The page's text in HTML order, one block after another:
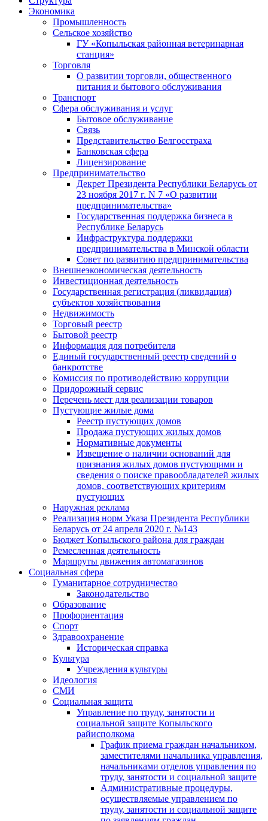
Экономика
Промышленность
Сельское хозяйство
ГУ «Копыльская районная ветеринарная
станция»
Торговля
О развитии торговли, общественного
питания и бытового обслуживания
Транспорт
Сфера обслуживания и услуг
Бытовое обслуживание
Связь
Представительство Белгосстраха
Банковская сфера
Лицензирование
Предпринимательство
Декрет Президента Республики Беларусь от
23 ноября 2017 г. N 7 «О развитии
предпринимательства»
Государственная поддержка бизнеса в
Республике Беларусь
Инфраструктура поддержки
предпринимательства в Минской области
Совет по развитию предпринимательства
Внешнеэкономическая деятельность
Инвестиционная деятельность
Государственная регистрация (ликвидация)
субъектов хозяйствования
Недвижимость
Торговый реестр
Бытовой реестр
Информация для потребителя
Единый государственный реестр сведений о
банкротстве
Комиссия по противодействию коррупции
Придорожный сервис
Перечень мест для реализации товаров
Пустующие жилые дома
Реестр пустующих домов
Продажа пустующих жилых домов
Нормативные документы
Извещение о наличии оснований для
признания жилых домов пустующими и
сведения о поиске правообладателей жилых
домов, соответствующих критериям
пустующих
Наружная реклама
Реализация норм Указа Президента Республики
Беларусь от 24 апреля 2020 г. №143
Бюджет Копыльского района для граждан
Ремесленная деятельность
Маршруты движения автомагазинов
Социальная сфера
Гуманитарное сотрудничество
Законодательство
Образование
Профориентация
Спорт
Здравоохранение
Историческая справка
Культура
Учреждения культуры
Идеология
СМИ
Социальная защита
Управление по труду, занятости и
социальной защите Копыльского
райисполкома
График приема граждан начальником,
заместителями начальника управления,
начальниками отделов управления по
труду, занятости и социальной защите
Административные процедуры,
осуществляемые управлением по
труду, занятости и социальной защите